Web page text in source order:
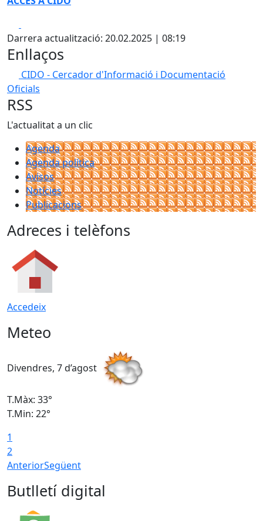
Darrera actualització: 20.02.2025 | 08:19
Enllaços
CIDO - Cercador d'Informació i Documentació
Oficials
RSS
L'actualitat a un clic
Agenda
Agenda política
Avisos
Notícies
Publicacions
Adreces i telèfons
Accedeix
Meteo
Divendres, 7 d’agost
T.Màx: 33°
T.Min: 22°
1
2
AnteriorSegüent
Butlletí digital